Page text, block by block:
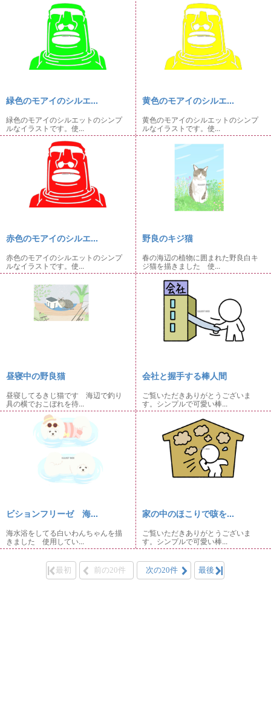
緑色のモアイのシルエ...
緑色のモアイのシルエットのシンプ
ルなイラストです。使...
黄色のモアイのシルエ...
黄色のモアイのシルエットのシンプ
ルなイラストです。使...
赤色のモアイのシルエ...
赤色のモアイのシルエットのシンプ
ルなイラストです。使...
野良のキジ猫
春の海辺の植物に囲まれた野良白キ
ジ猫を描きました 使...
昼寝中の野良猫
昼寝してるきじ猫です 海辺で釣り
具の横でおこぼれを待...
会社と握手する棒人間
ご覧いただきありがとうございま
す。シンプルで可愛い棒...
ビションフリーゼ 海...
海水浴をしてる白いわんちゃんを描
きました 使用してい...
家の中のほこりで咳を...
ご覧いただきありがとうございま
す。シンプルで可愛い棒...
最初 前の20件 次の20件 最後